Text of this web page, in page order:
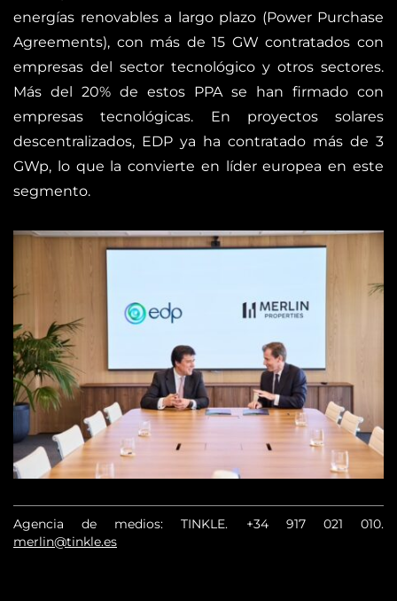
energías renovables a largo plazo (Power Purchase
Agreements), con más de 15 GW contratados con
empresas del sector tecnológico y otros sectores.
Más del 20% de estos PPA se han firmado con
empresas tecnológicas. En proyectos solares
descentralizados, EDP ya ha contratado más de 3
GWp, lo que la convierte en líder europea en este
segmento.
Agencia de medios: TINKLE. +34 917 021 010.
merlin@tinkle.es